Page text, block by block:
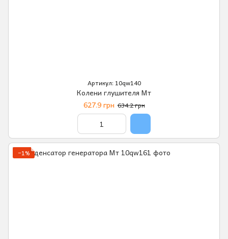
Артикул: 10qw140
Колени глушителя Мт
627.9 грн 634.2 грн
−1%